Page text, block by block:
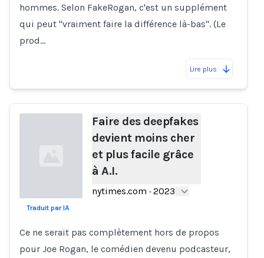
hommes. Selon FakeRogan, c'est un supplément
qui peut "vraiment faire la différence là-bas". (Le
prod…
Lire plus
Faire des deepfakes
devient moins cher
et plus facile grâce
à A.I.
nytimes.com · 2023
Traduit par IA
Ce ne serait pas complètement hors de propos
pour Joe Rogan, le comédien devenu podcasteur,